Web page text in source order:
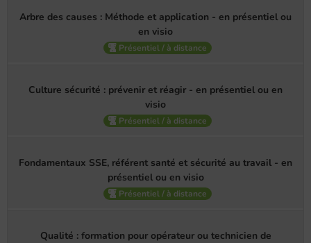
Arbre des causes : Méthode et application - en présentiel ou
en visio
Présentiel / à distance
Culture sécurité : prévenir et réagir - en présentiel ou en
visio
Présentiel / à distance
Fondamentaux SSE, référent santé et sécurité au travail - en
présentiel ou en visio
Présentiel / à distance
Qualité : formation pour opérateur ou technicien de